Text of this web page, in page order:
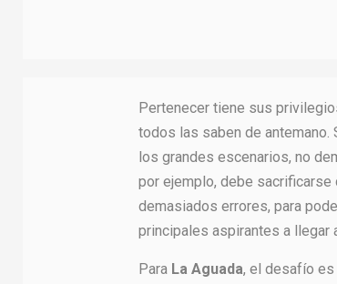
Pertenecer tiene sus
todos las saben de
los grandes escenarios, no
por ejemplo, debe sacrificarse
demasiados errores, para
principales aspirantes a llegar
Para La Aguada, el desafío es